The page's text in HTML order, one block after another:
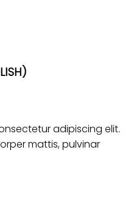
adipiscing elit.
mattis, pulvinar